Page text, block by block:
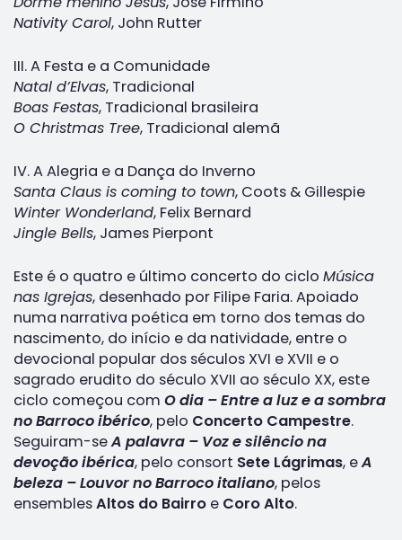
Nativity Carol, John Rutter
III. A Festa e a Comunidade
Natal d’Elvas, Tradicional
Boas Festas, Tradicional brasileira
O Christmas Tree, Tradicional alemã
IV. A Alegria e a Dança do Inverno
Santa Claus is coming to town, Coots & Gillespie
Winter Wonderland, Felix Bernard
Jingle Bells, James Pierpont
Este é o quatro e último concerto do ciclo Música
nas Igrejas, desenhado por Filipe Faria. Apoiado
numa narrativa poética em torno dos temas do
nascimento, do início e da natividade, entre o
devocional popular dos séculos XVI e XVII e o
sagrado erudito do século XVII ao século XX, este
ciclo começou com O dia – Entre a luz e a sombra
no Barroco ibérico, pelo Concerto Campestre.
Seguiram-seA palavra – Voz e silêncio na
devoção ibérica, pelo consort Sete Lágrimas, eA
beleza – Louvor no Barroco italiano, pelos
ensemblesAltos do Bairro e Coro Alto.